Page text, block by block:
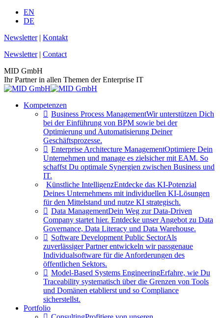
Zum
Inhalt
EN
DE
Newsletter| Kontakt
Newsletter| Contact
MID GmbH
Ihr Partner in allen Themen der Enterprise IT
Kompetenzen
Business Process ManagementWir unterstützen Dich
bei der Einführung von BPM sowie bei der
Optimierung und Automatisierung Deiner
Geschäftsprozesse.
Enterprise Architecture ManagementOptimiere Dein
Unternehmen und manage es zielsicher mit EAM. So
schaffst Du optimale Synergien zwischen Business und
IT.
Künstliche IntelligenzEntdecke das KI-Potenzial
Deines Unternehmens mit individuellen KI-Lösungen
für den Mittelstand und nutze KI strategisch.
Data ManagementDein Weg zur Data-Driven
Company startet hier. Entdecke unser Angebot zu Data
Governance, Data Literacy und Data Warehouse.
Software Development Public SectorAls
zuverlässiger Partner entwickeln wir passgenaue
Individualsoftware für die Anforderungen des
öffentlichen Sektors.
Model-Based Systems EngineeringErfahre, wie Du
Traceability systematisch über die Grenzen von Tools
und Domänen etablierst und so Compliance
sicherstellst.
Portfolio